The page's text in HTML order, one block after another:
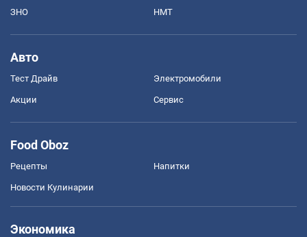
ЗНО НМТ
Авто
Тест Драйв Электромобили
Акции Сервис
Food Oboz
Рецепты Напитки
Новости Кулинарии
Экономика